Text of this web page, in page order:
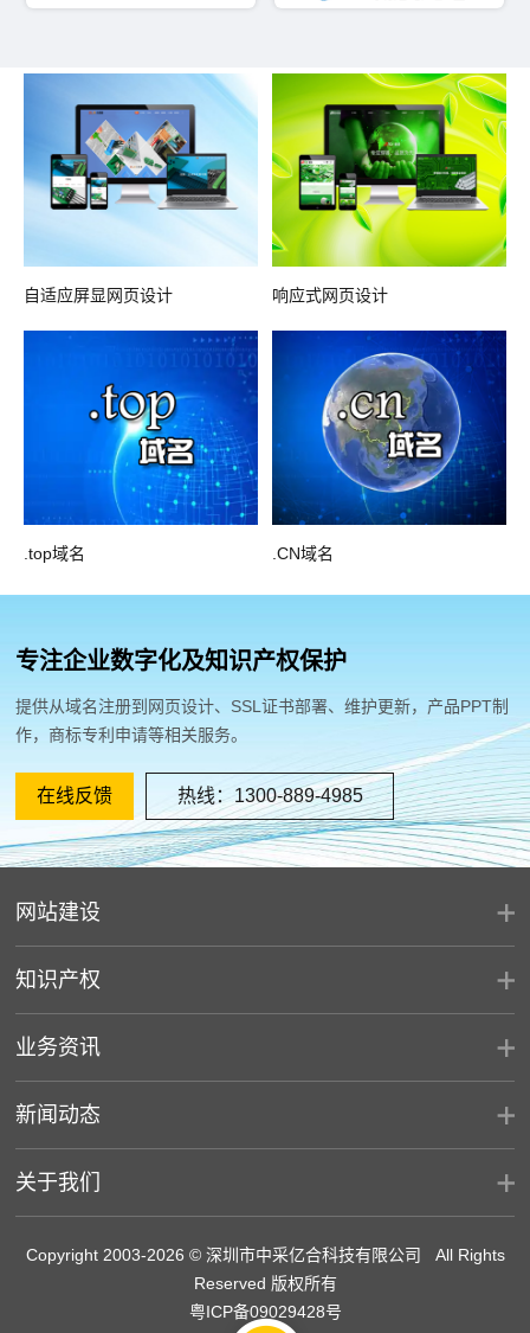
自适应屏显网页设计 响应式网页设计
.top域名 .CN域名
专注企业数字化及知识产权保护
提供从域名注册到网页设计、SSL证书部署、维护更新，产品PPT制
作，商标专利申请等相关服务。
热线：1300-889-4985
在线反馈
网站建设
知识产权
业务资讯
新闻动态
关于我们
Copyright 2003-2026 © 深圳市中采亿合科技有限公司 All Rights
Reserved 版权所有
粤ICP备09029428号